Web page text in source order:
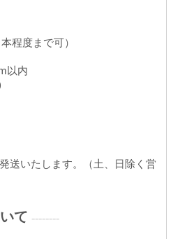
程度まで可）
以内
送いたします。（土、日除く営
て --------